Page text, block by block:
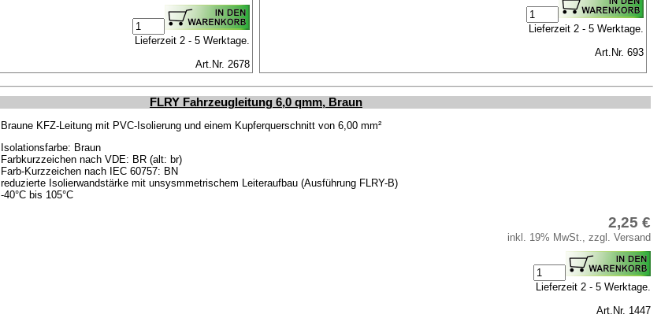
Lieferzeit 2 - 5 Werktage.
Art.Nr. 2678
Lieferzeit 2 - 5 Werktage.
Art.Nr. 693
FLRY Fahrzeugleitung 6,0 qmm, Braun
Braune KFZ-Leitung mit PVC-Isolierung und einem Kupferquerschnitt von 6,00 mm²
Isolationsfarbe: Braun
Farbkurzzeichen nach VDE: BR (alt: br)
Farb-Kurzzeichen nach IEC 60757: BN
reduzierte Isolierwandstärke mit unsysmmetrischem Leiteraufbau (Ausführung FLRY-B)
-40°C bis 105°C
2,25 €
inkl. 19% MwSt., zzgl. Versand
Lieferzeit 2 - 5 Werktage.
Art.Nr. 1447